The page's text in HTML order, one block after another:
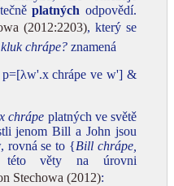
platných odpovědí.
(2012:2203), který se
chrápe? znamená
chrápe ve w'] &
x chrápe platných ve světě
jenom Bill a John jsou
rovná se to {Bill chrápe,
této věty na úrovni
Stechowa (2012):